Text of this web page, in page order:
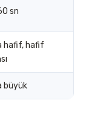
sn
hafif, hafif
büyük